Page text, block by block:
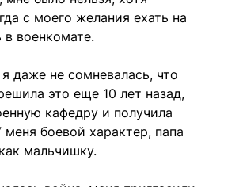
с моего желания ехать на
военкомате.
даже не сомневалась, что
это еще 10 лет назад,
кафедру и получила
боевой характер, папа
мальчишку.